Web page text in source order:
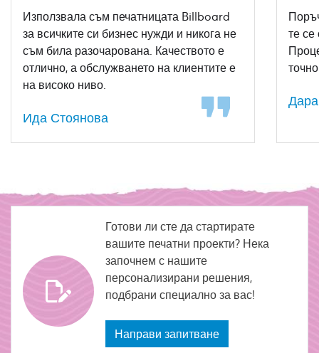
Използвала съм печатницата Billboard
за всичките си бизнес нужди и никога не
съм била разочарована. Качеството е
отлично, а обслужването на клиентите е
на високо ниво.
Ида Стоянова
те
Готови ли сте да стартирате
вашите печатни проекти? Нека
започнем с нашите
персонализирани решения,
подбрани специално за вас!
Направи запитване